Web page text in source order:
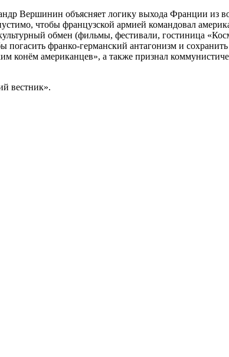
Вершинин объясняет логику выхода Франции из
чтобы французской армией командовал
обмен (фильмы, фестивали, гостиница
погасить франко-германский антагонизм и
конём американцев», а также признал
вестник».